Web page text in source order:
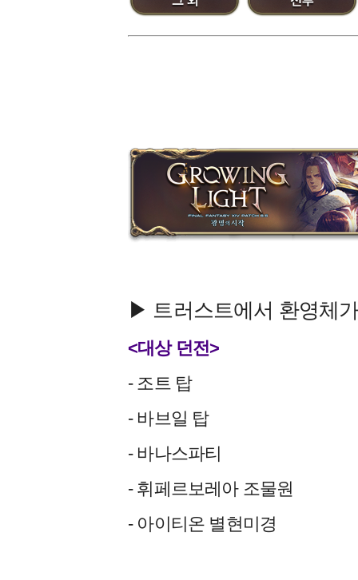
▶ 트러스트에서 환영체
<대상 던전>
- 조트 탑
- 바브일 탑
- 바나스파티
- 휘페르보레아 조물원
- 아이티온 별현미경